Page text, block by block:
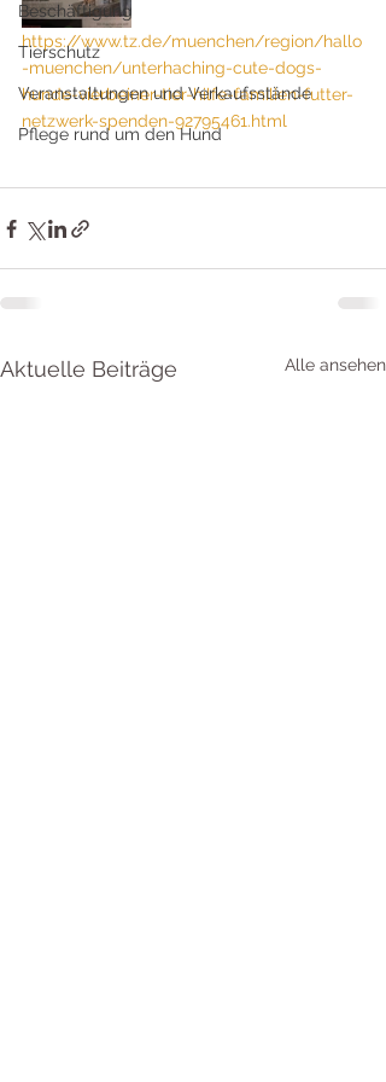
Beschäftigung
Tierschutz
Veranstaltungen und Verkaufsstände
Pflege rund um den Hund
https://www.tz.de/muenchen/region/hallo
-muenchen/unterhaching-cute-dogs-
hunde-vierbeiner-tier-hilfe-familien-futter-
netzwerk-spenden-92795461.html
Aktuelle Beiträge Alle ansehen